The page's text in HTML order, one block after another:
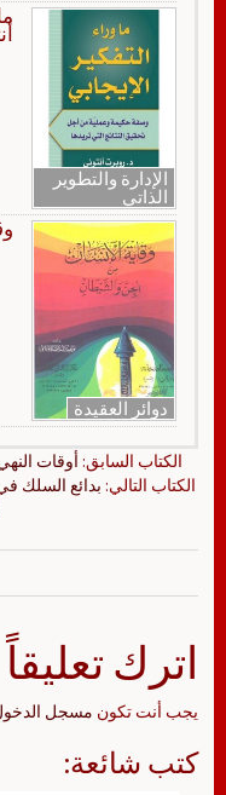
الإدارة والتطوير
الذاتي
دوائر العقيدة
الكتاب السابق: أوقات
الكتاب التالي: بدائع السلك
اترك تعليقاً
يجب أنت تكون مسجل
كتب شائعة: